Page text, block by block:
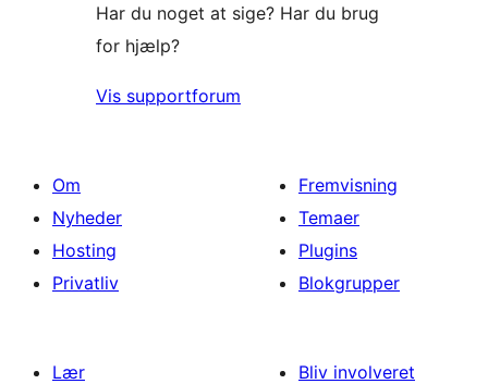
Har du noget at sige? Har du brug
for hjælp?
Vis supportforum
Om
Nyheder
Hosting
Privatliv
Fremvisning
Temaer
Plugins
Blokgrupper
Lær
Bliv involveret